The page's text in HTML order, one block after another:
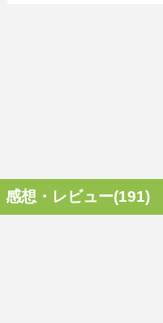
感想・レビュー(191)